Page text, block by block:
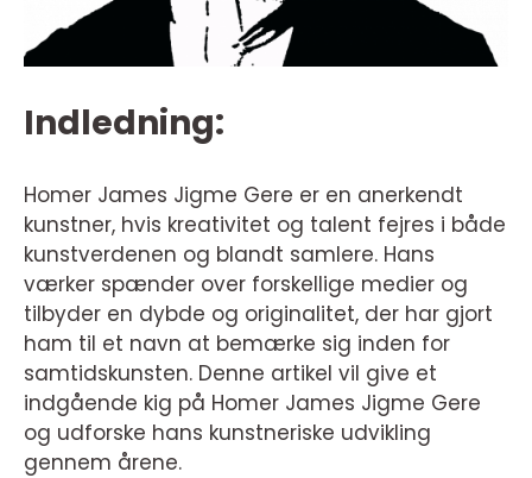
Indledning:
Homer James Jigme Gere er en anerkendt
kunstner, hvis kreativitet og talent fejres i både
kunstverdenen og blandt samlere. Hans
værker spænder over forskellige medier og
tilbyder en dybde og originalitet, der har gjort
ham til et navn at bemærke sig inden for
samtidskunsten. Denne artikel vil give et
indgående kig på Homer James Jigme Gere
og udforske hans kunstneriske udvikling
gennem årene.